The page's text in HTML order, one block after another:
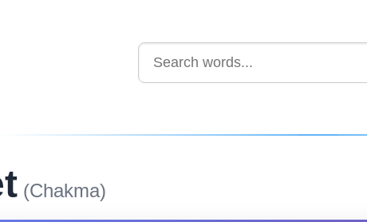
(Chakma)